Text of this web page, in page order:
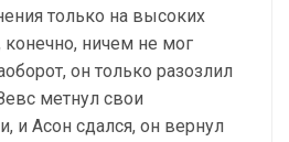
только на высоких
ничем не мог
он только разозлил
метнул свои
и Асон сдался, он вернул